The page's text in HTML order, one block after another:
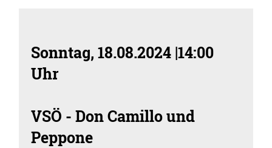
Sonntag, 18.08.2024 |14:00
Uhr
VSÖ - Don Camillo und
Peppone